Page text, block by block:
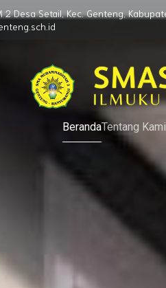
2 Desa Setail, Kec. Genteng,
BerandaTentang Kami